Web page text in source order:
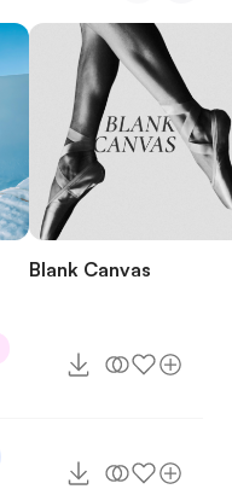
Blank Canvas